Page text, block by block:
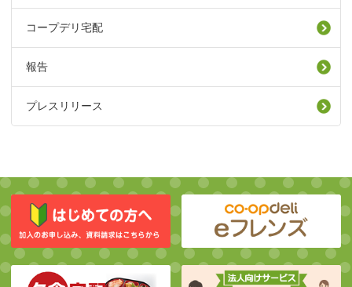
コープデリ宅配
報告
プレスリリース